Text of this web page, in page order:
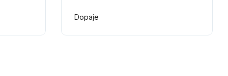
(Carrera Relevos)
Dopaje